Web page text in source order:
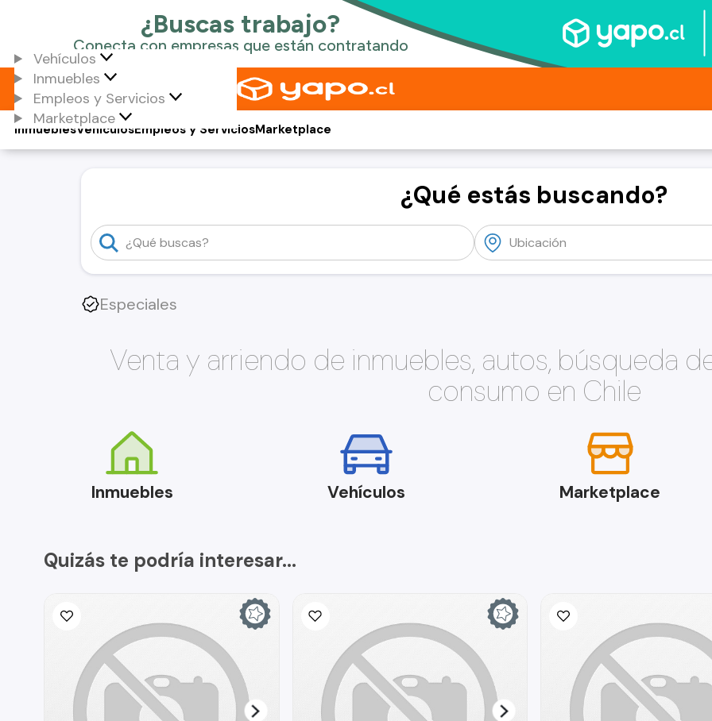
Vehículos
Inmuebles
Empleos y Servicios
Marketplace
Vehículos
Inmuebles Empleos y ServiciosMarketplace
¿Qué estás buscando?
Especiales
Venta y arriendo de inmuebles, autos, búsqueda
consumo en Chile
Inmuebles Vehículos Marketplace
Quizás te podría interesar...